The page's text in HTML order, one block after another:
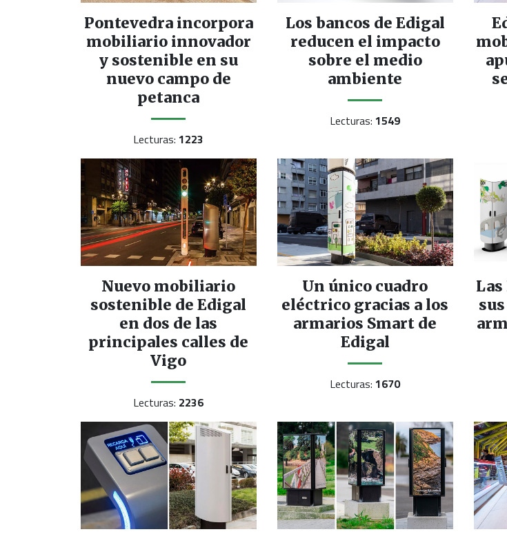
Pontevedra incorpora
mobiliario innovador
y sostenible en su
nuevo campo de
petanca
Lecturas:1223
Los bancos de Edigal
reducen el impacto
sobre el medio
ambiente
Lecturas:1549
Nuevo mobiliario
sostenible de Edigal
en dos de las
principales calles de
Vigo
Lecturas: 2236
Un único cuadro
eléctrico gracias a los
armarios Smart de
Edigal
Lecturas:1670